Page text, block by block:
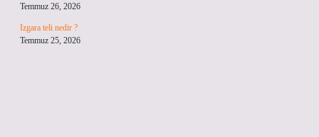
Temmuz 26, 2026
Izgara teli nedir ?
Temmuz 25, 2026